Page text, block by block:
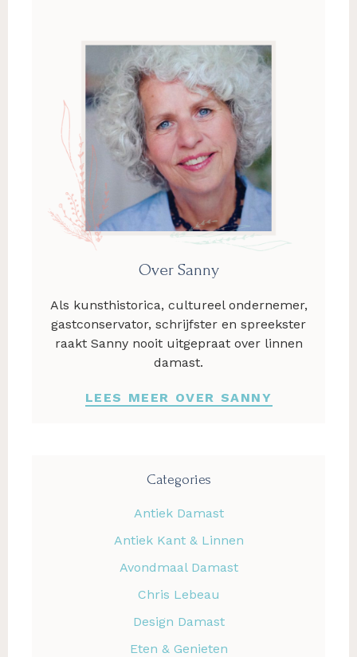
Over Sanny
Als kunsthistorica, cultureel ondernemer,
gastconservator, schrijfster en spreekster
raakt Sanny nooit uitgepraat over linnen
damast.
LEES MEER OVER SANNY
Categories
Antiek Damast
Antiek Kant & Linnen
Avondmaal Damast
Chris Lebeau
Design Damast
Eten & Genieten